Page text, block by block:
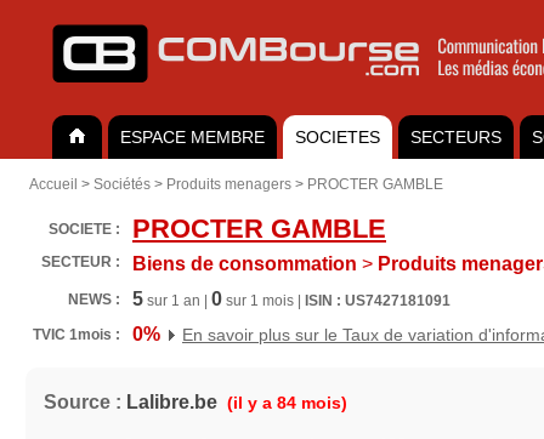
ESPACE MEMBRE SOCIETES SECTEURS
Accueil > Sociétés > Produits menagers > PROCTER GAMBLE
SOCIETE : PROCTER GAMBLE
SECTEUR : Biens de consommation > Produits
NEWS : 5 sur 1 an | 0 sur 1 mois |
ISIN : US7427181091
TVIC 1mois :
0% En savoir plus sur le Taux de variation
Source : Lalibre.be (il y a 84 mois)